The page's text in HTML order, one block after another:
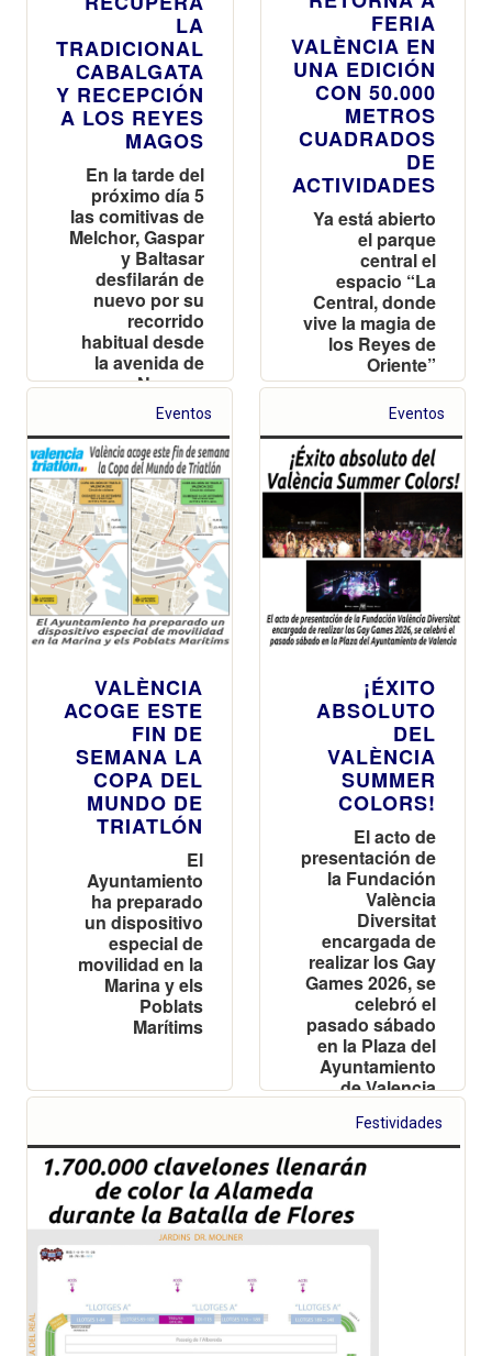
LA
TRADICIONAL
CABALGATA
Y RECEPCIÓN
A LOS REYES
MAGOS
En la tarde del
próximo día 5
las comitivas de
Melchor, Gaspar
y Baltasar
desfilarán de
nuevo por su
recorrido
habitual desde
la avenida de
Navarro
Reverter
FERIA
VALÈNCIA EN
UNA EDICIÓN
CON 50.000
METROS
CUADRADOS
DE
ACTIVIDADES
Ya está abierto
el parque
central el
espacio “La
Central, donde
vive la magia de
los Reyes de
Oriente”
Eventos
VALÈNCIA
ACOGE ESTE
FIN DE
SEMANA LA
COPA DEL
MUNDO DE
TRIATLÓN
El
Ayuntamiento
ha preparado
un dispositivo
especial de
movilidad en la
Marina y els
Poblats
Marítims
Eventos
¡ÉXITO
ABSOLUTO
DEL
VALÈNCIA
SUMMER
COLORS!
El acto de
presentación de
la Fundación
València
Diversitat
encargada de
realizar los Gay
Games 2026, se
celebró el
pasado sábado
en la Plaza del
Ayuntamiento
de Valencia
Festividades